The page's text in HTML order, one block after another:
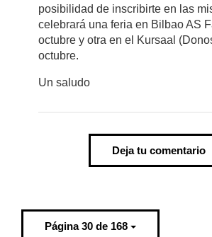
posibilidad de inscribirte en las
celebrará una feria en Bilbao AS
octubre y otra en el Kursaal
octubre.
Un saludo
Deja tu comentario
Página 30 de 168